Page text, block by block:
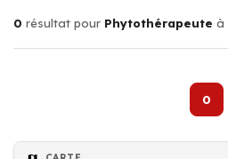
0 résultat pour Phytothérapeute à
0